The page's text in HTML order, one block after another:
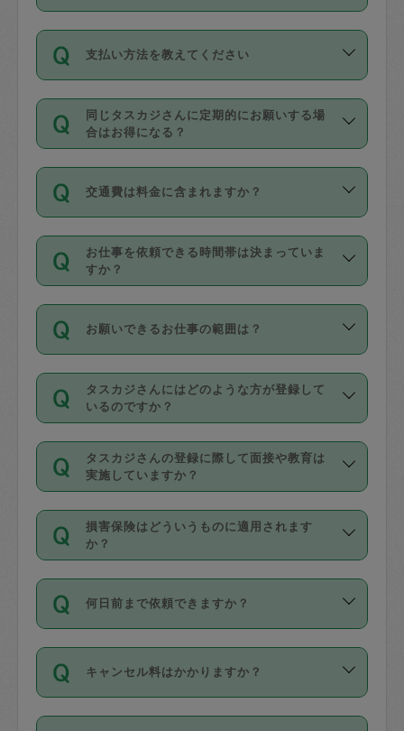
利用ください。機能をご利用いただくに
の上事前申請することが必要です。な
お、3時間を下回っても、値引き等はござ
いません。
11種類の価格帯の中からタスカジさん自
身が価格を選んで設定しています。
タスカジさんの価格設定には最初は制限
があり、レビュー件数、レビューの平均
値、などで除々に設定可能な最高額が上
がっていく仕組みになっています。
支払い方法を教えてください
お支払方法はクレジットカード（Visa／
Master／JCB／AMERICAN EXPRESS／
Diners Club）のみとなります。
を行う際にご入力ください。プロフィー
ル登録時にはご入力いただかなくても大
丈夫です。
デビットカード・プリペイドカード（Vプ
リカ、au WALLETなど）は支払にはご利
銀行振込や現金払いも対応していませ
なお、タスカジさんの交通費も、依頼料
金のご請求と合わせてお支払いとなりま
動計算で表示されます。
同じタスカジさんに定期的にお願いする場
合はお得になる？
依頼には「スポット」と「定期（毎週｜
隔週）」があり、「定期」の依頼は「ス
ポット」よりお得な料金でご利用できま
す。
定期の最低利用回数は設けていない代わ
りに、一定数を超えたキャンセルは有償
（例：毎週定期の場合は３回以上のキャ
ンセルが有償（1200円、隔週定期の場合
は２回以上のキャンセルが有償（1200
交通費は料金に含まれますか？
交通費は依頼料金とは別途発生し、依頼
料金のご請求と合わせてお支払いとなり
ます。交通費の金額は「依頼の詳細」に
お仕事を依頼できる時間帯は決まっていま
すか？
時間帯は3種類あります。いずれも１回あ
たり３時間です。
・ＡＭ ９時～１２時
・ＰＭ １３時～１６時
・夜 １８時～２１時
開始時間を２時間前後変更することが可
能です。依頼送信後、個別にタスカジさ
んにメッセージを送り調整してくださ
い。ただし、２時間を越えての調整はで
時間も被らない場合、損害保険の対象外
お願いできるお仕事の範囲は？
掃除、整理収納、洗濯、買い物、料理、
作り置きです。タスカジさんによってで
きる仕事の範囲が異なりますので、依頼
する前にタスカジさんのプロフィールで
確認してください。
基本的に、高所での作業や危険作業、屋
外での作業は対象外です。
タスカジさんにはどのような方が登録して
いるのですか？
主婦として長年の家事経験をお持ちの
方、栄養士・調理師といった資格者で保
育園や学校の給食やレストランで料理関
係の専門職に従事されていた方、日本で
すでにハウスキーパーや英語の先生とし
てお仕事をしているフィリピン出身の
社員など様々なバックグラウンドの方が
登録しています。
日本語も話せる方など様々です。
タスカジさんの登録に際して面接や教育は
実施していますか？
応募の際に、各自事務局との面接と説明
を行っています。その後、身分証明書の
写真提出をしていただいています。外国
確認しています。タスカジさんトレーニ
ング動画を使ったセルフトレーニングの
現場トライアルを受け、合格したタスカ
ジさんが活動されています。
損害保険はどういうものに適用されます
か？
依頼者とタスカジさんとの間でタスカジ
を通して成立した作業時間内での作業に
適用されます。作業範囲は、掃除、洗
です。作業中に物を壊したり、人にけが
をさせたりした場合が対象で、補償金額
何日前まで依頼できますか？
ご依頼は、現在を起点に3日後（72時間
以降）の日時から受付可能となっていま
す。
キャンセル料はかかりますか？
キャンセル料には、以下の2種類がありま